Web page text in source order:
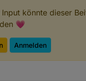
:
:
:
:
könnte dieser
💗
Anmelden